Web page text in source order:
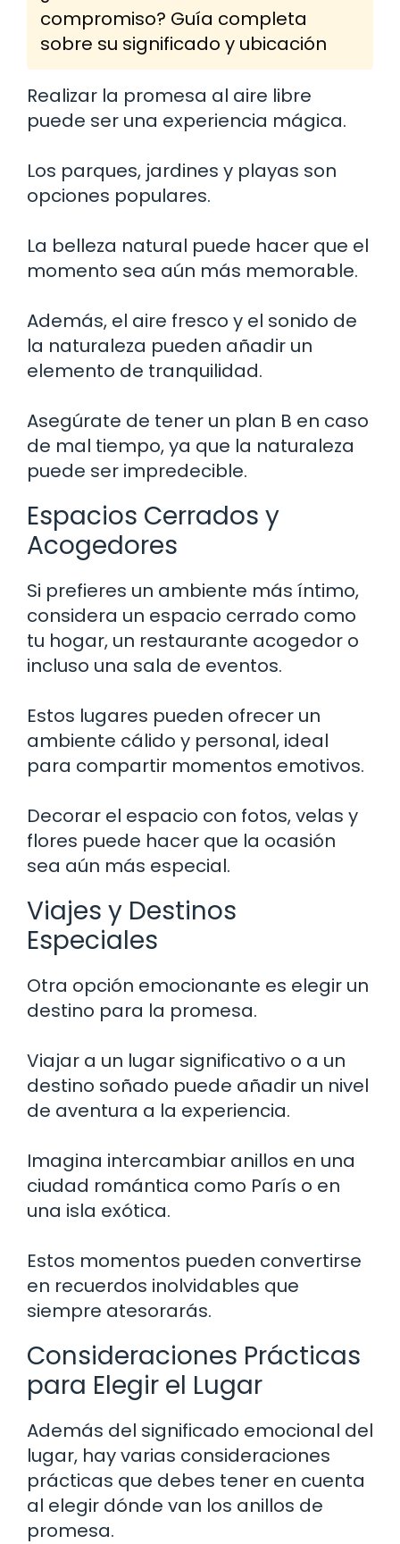
compromiso? Guía completa
sobre su significado y ubicación
Realizar la promesa al aire libre
puede ser una experiencia mágica.
Los parques, jardines y playas son
opciones populares.
La belleza natural puede hacer que el
momento sea aún más memorable.
Además, el aire fresco y el sonido de
la naturaleza pueden añadir un
elemento de tranquilidad.
Asegúrate de tener un plan B en caso
de mal tiempo, ya que la naturaleza
puede ser impredecible.
Espacios Cerrados y
Acogedores
Si prefieres un ambiente más íntimo,
considera un espacio cerrado como
tu hogar, un restaurante acogedor o
incluso una sala de eventos.
Estos lugares pueden ofrecer un
ambiente cálido y personal, ideal
para compartir momentos emotivos.
Decorar el espacio con fotos, velas y
flores puede hacer que la ocasión
sea aún más especial.
Viajes y Destinos
Especiales
Otra opción emocionante es elegir un
destino para la promesa.
Viajar a un lugar significativo o a un
destino soñado puede añadir un nivel
de aventura a la experiencia.
Imagina intercambiar anillos en una
ciudad romántica como París o en
una isla exótica.
Estos momentos pueden convertirse
en recuerdos inolvidables que
siempre atesorarás.
Consideraciones Prácticas
para Elegir el Lugar
Además del significado emocional del
lugar, hay varias consideraciones
prácticas que debes tener en cuenta
al elegir dónde van los anillos de
promesa.